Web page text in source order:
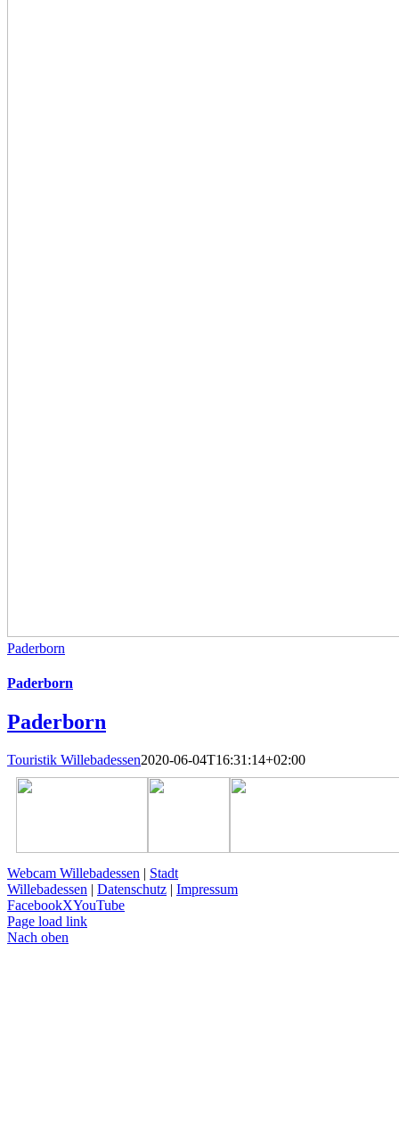
Paderborn
Paderborn
Paderborn
Touristik Willebadessen2020-06-04T16:31:14+02:00
Webcam Willebadessen | Stadt
Willebadessen | Datenschutz | Impressum
FacebookXYouTube
Page load link
Nach oben